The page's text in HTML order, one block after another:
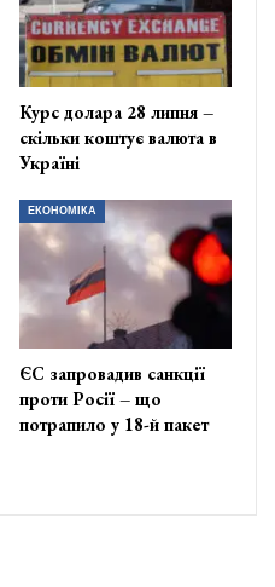
Курс долара 28 липня –
скільки коштує валюта в
Україні
ЕКОНОМІКА
ЄС запровадив санкції
проти Росії – що
потрапило у 18-й пакет